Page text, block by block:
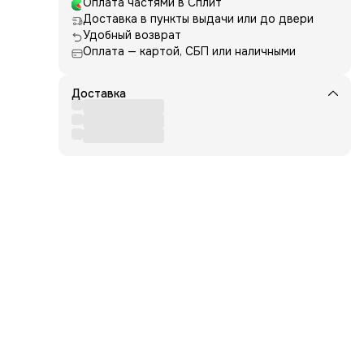
Доставка в пункты выдачи или до двери
Удобный возврат
Оплата — картой, СБП или наличными
Доставка